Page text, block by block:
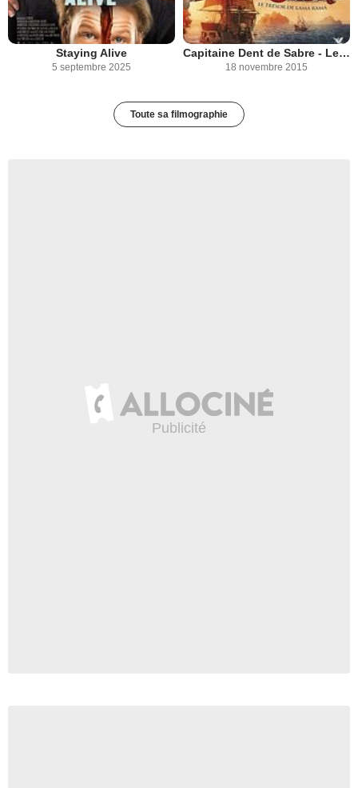
Staying Alive
5 septembre 2025
Capitaine Dent de Sabre - Le trésor de Lama Rama
18 novembre 2015
Toute sa filmographie